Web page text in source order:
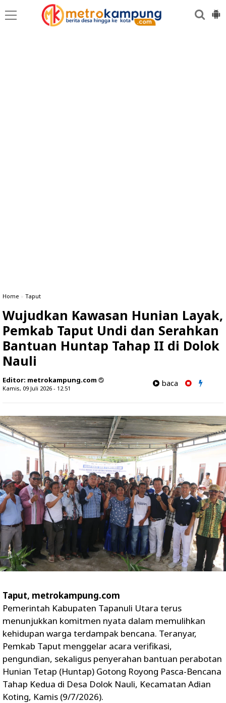
LANGKAT KARO DAIRI
Home » Taput
‎Wujudkan Kawasan Hunian Layak,
Pemkab Taput Undi dan Serahkan
Bantuan Huntap Tahap II di Dolok
Nauli
Editor: metrokampung.com
Kamis, 09 Juli 2026 - 12.51
baca
‎Taput, metrokampung.com
‎Pemerintah Kabupaten Tapanuli Utara terus
menunjukkan komitmen nyata dalam memulihkan
kehidupan warga terdampak bencana. Teranyar,
Pemkab Taput menggelar acara verifikasi,
pengundian, sekaligus penyerahan bantuan perabotan
Hunian Tetap (Huntap) Gotong Royong Pasca-Bencana
Tahap Kedua di Desa Dolok Nauli, Kecamatan Adian
Koting, Kamis (9/7/2026).